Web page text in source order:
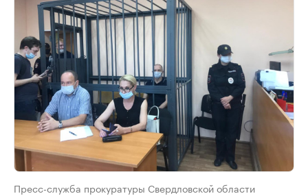
Пресс-служба прокуратуры Свердловской области